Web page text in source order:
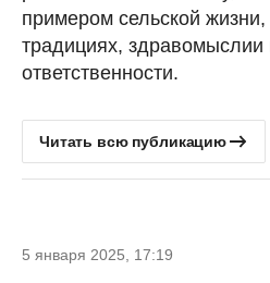
примером сельской
традициях, здравомыслии
ответственности.
Читать всю публикацию
5 января 2025, 17:19